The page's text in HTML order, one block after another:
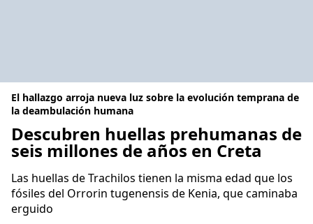
El hallazgo arroja nueva luz sobre la evolución temprana de
la deambulación humana
Descubren huellas prehumanas de
seis millones de años en Creta
Las huellas de Trachilos tienen la misma edad que los
fósiles del Orrorin tugenensis de Kenia, que caminaba
erguido